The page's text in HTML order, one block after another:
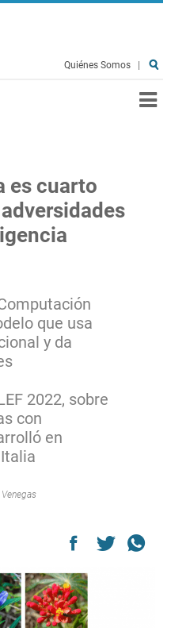
Quiénes Somos
es cuarto
que usa
y da
2022, sobre
con
en